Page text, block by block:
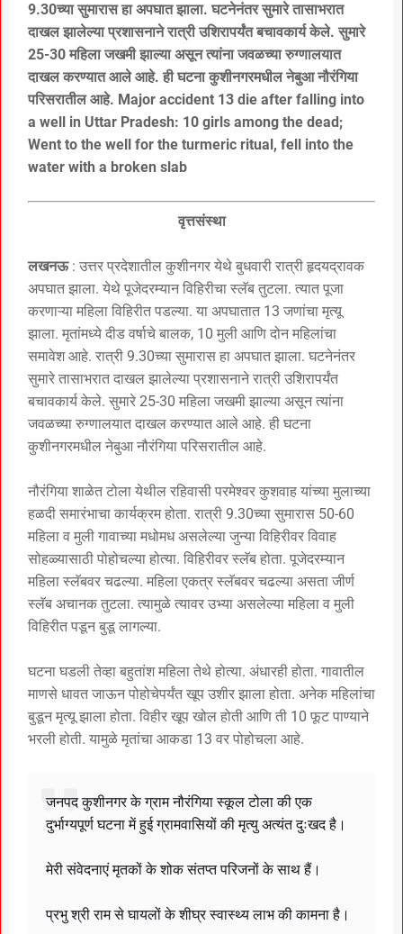
9.30च्या सुमारास हा अपघात झाला. घटनेनंतर सुमारे तासाभरात
दाखल झालेल्या प्रशासनाने रात्री उशिरापर्यंत बचावकार्य केले. सुमारे
25-30 महिला जखमी झाल्या असून त्यांना जवळच्या रुग्णालयात
दाखल करण्यात आले आहे. ही घटना कुशीनगरमधील नेबुआ नौरंगिया
परिसरातील आहे. Major accident 13 die after falling into
a well in Uttar Pradesh: 10 girls among the dead;
Went to the well for the turmeric ritual, fell into the
water with a broken slab
वृत्तसंस्था
लखनऊ: उत्तर प्रदेशातील कुशीनगर येथे बुधवारी रात्री हृदयद्रावक
अपघात झाला. येथे पूजेदरम्यान विहिरीचा स्लॅब तुटला. त्यात पूजा
करणाऱ्या महिला विहिरीत पडल्या. या अपघातात 13 जणांचा मृत्यू
झाला. मृतांमध्ये दीड वर्षाचे बालक, 10 मुली आणि दोन महिलांचा
समावेश आहे. रात्री 9.30च्या सुमारास हा अपघात झाला. घटनेनंतर
सुमारे तासाभरात दाखल झालेल्या प्रशासनाने रात्री उशिरापर्यंत
बचावकार्य केले. सुमारे 25-30 महिला जखमी झाल्या असून त्यांना
जवळच्या रुग्णालयात दाखल करण्यात आले आहे. ही घटना
कुशीनगरमधील नेबुआ नौरंगिया परिसरातील आहे.
नौरंगिया शाळेत टोला येथील रहिवासी परमेश्वर कुशवाह यांच्या मुलाच्या
हळदी समारंभाचा कार्यक्रम होता. रात्री 9.30च्या सुमारास 50-60
महिला व मुली गावाच्या मधोमध असलेल्या जुन्या विहिरीवर विवाह
सोहळ्यासाठी पोहोचल्या होत्या. विहिरीवर स्लॅब होता. पूजेदरम्यान
महिला स्लॅबवर चढल्या. महिला एकत्र स्लॅबवर चढल्या असता जीर्ण
स्लॅब अचानक तुटला. त्यामुळे त्यावर उभ्या असलेल्या महिला व मुली
विहिरीत पडून बुडू लागल्या.
घटना घडली तेव्हा बहुतांश महिला तेथे होत्या. अंधारही होता. गावातील
माणसे धावत जाऊन पोहोचेपर्यंत खूप उशीर झाला होता. अनेक महिलांचा
बुडून मृत्यू झाला होता. विहीर खूप खोल होती आणि ती 10 फूट पाण्याने
भरली होती. यामुळे मृतांचा आकडा 13 वर पोहोचला आहे.
जनपद कुशीनगर के ग्राम नौरंगिया स्कूल टोला की एक
दुर्भाग्यपूर्ण घटना में हुई ग्रामवासियों की मृत्यु अत्यंत दुःखद है।
मेरी संवेदनाएं मृतकों के शोक संतप्त परिजनों के साथ हैं।
प्रभु श्री राम से घायलों के शीघ्र स्वास्थ्य लाभ की कामना है।